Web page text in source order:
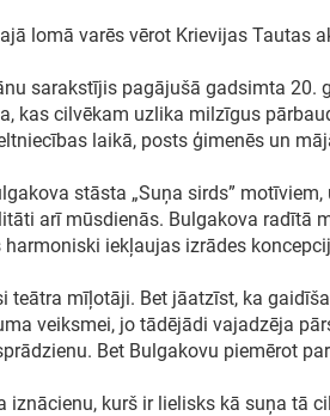
lomā varēs vērot Krievijas Tautas
sarakstījis pagājušā gadsimta 20.
kas cilvēkam uzlika milzīgus
laikā, posts ģimenēs un
stāsta „Suņa sirds”
arī mūsdienās. Bulgakova radītā
iekļaujas izrādes
teātra mīļotāji. Bet jāatzīst, ka
veiksmei, jo tādējādi vajadzēja
Bet Bulgakovu piemērot
iznācienu, kurš ir lielisks kā suņa tā